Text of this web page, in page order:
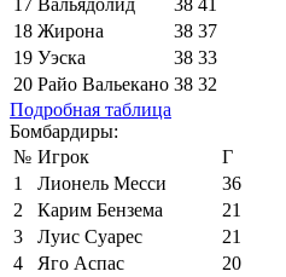
18 Жирона 38 37
19 Уэска 38 33
20 Райо Вальекано 38 32
Подробная таблица
Бомбардиры:
№ Игрок
Г
1
Лионель Месси
36
2
Карим Бензема
21
3
Луис Суарес
21
4
Яго Аспас
20